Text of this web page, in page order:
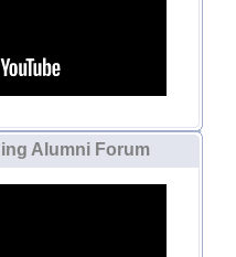
Alumni Forum